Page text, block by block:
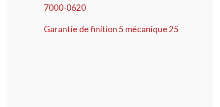
7000-0620
Garantie de finition 5 mécanique 25